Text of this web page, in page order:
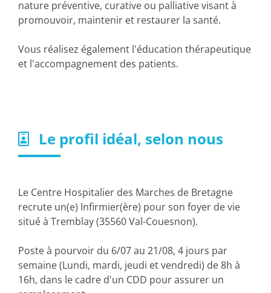
nature préventive, curative ou palliative visant à
promouvoir, maintenir et restaurer la santé.
Vous réalisez également l'éducation thérapeutique
et l'accompagnement des patients.
Le profil idéal, selon nous
Le Centre Hospitalier des Marches de Bretagne
recrute un(e) Infirmier(ère) pour son foyer de vie
situé à Tremblay (35560 Val-Couesnon).
Poste à pourvoir du 6/07 au 21/08, 4 jours par
semaine (Lundi, mardi, jeudi et vendredi) de 8h à
16h, dans le cadre d'un CDD pour assurer un